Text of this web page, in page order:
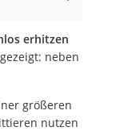
erhitzen
neben
größeren
nutzen